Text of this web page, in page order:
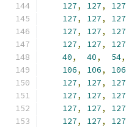
127, 127, 127
127, 127, 127
127, 127, 127
127, 127, 127
40, 40, 54,
106, 106, 106
127, 127, 127
127, 127, 127
127, 127, 127
127, 127, 127